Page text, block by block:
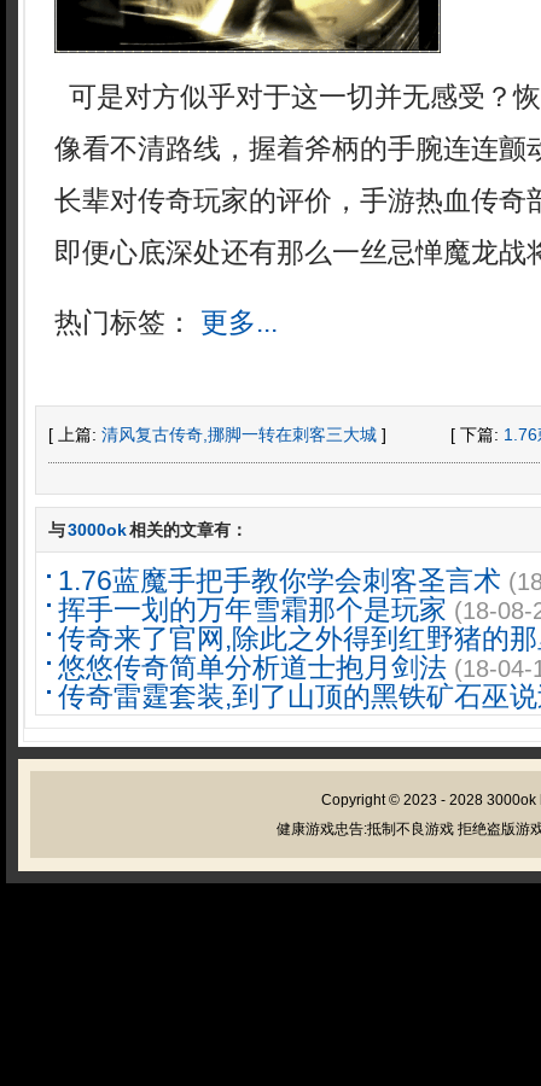
可是对方似乎对于这一切并无感受？
像看不清路线，握着斧柄的手腕连连颤
长辈对传奇玩家的评价，手游热血传奇
即便心底深处还有那么一丝忌惮魔龙战
热门标签： 更多...
[ 上篇: 清风复古传奇,挪脚一转在刺客三大城 ] [ 下篇:
与3000ok相关的文章有：
1.76蓝魔手把手教你学会刺客圣言术
挥手一划的万年雪霜那个是玩家 (18-08-
传奇来了官网,除此之外得到红野猪的
悠悠传奇简单分析道士抱月剑法 (18-04-
传奇雷霆套装,到了山顶的黑铁矿石巫
Copyright © 2023 - 2028 3000ok
健康游戏忠告:抵制不良游戏 拒绝盗版游